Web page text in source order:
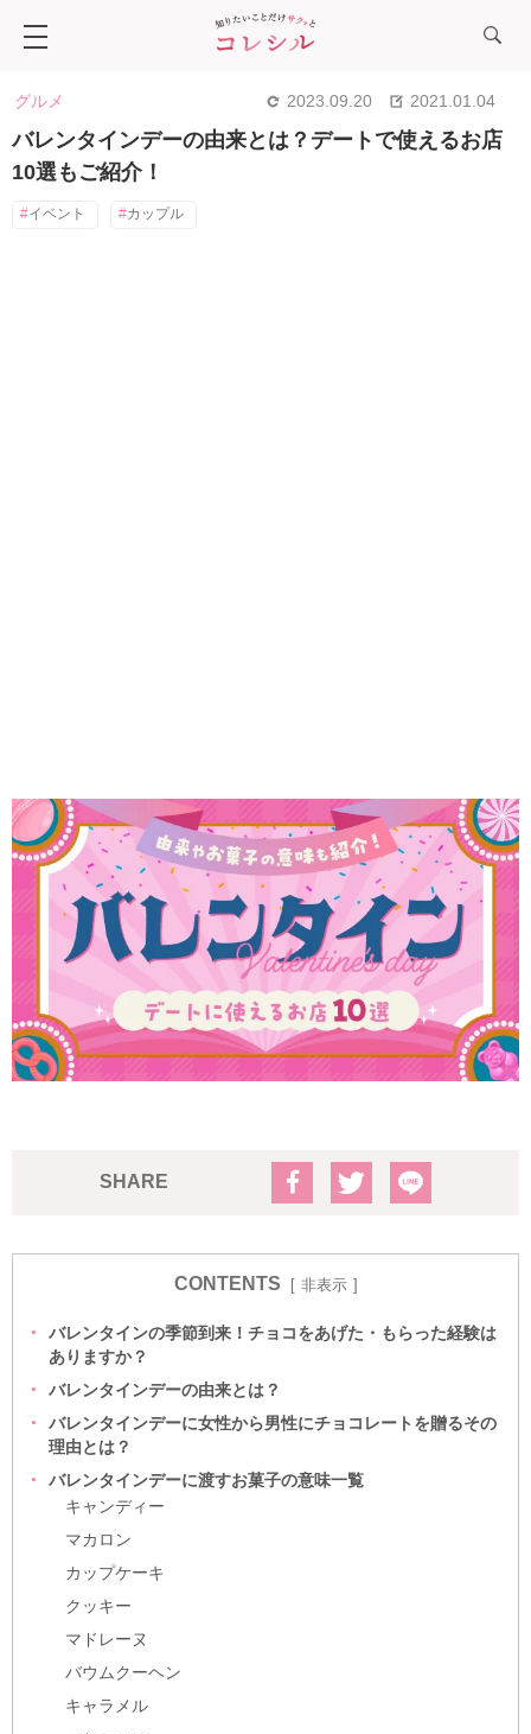
グルメ 2023.09.20 2021.01.04
バレンタインデーの由来とは？デートで使えるお店
10選もご紹介！
イベント カップル
SHARE
CONTENTS 非表示
バレンタインの季節到来！チョコをあげた・もらった経験は
ありますか？
バレンタインデーの由来とは？
バレンタインデーに女性から男性にチョコレートを贈るその
理由とは？
バレンタインデーに渡すお菓子の意味一覧
キャンディー
マカロン
カップケーキ
クッキー
マドレーヌ
バウムクーヘン
キャラメル